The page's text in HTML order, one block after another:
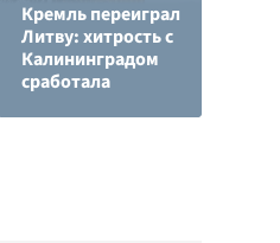
Кремль переиграл
Литву: хитрость с
Калининградом
сработала